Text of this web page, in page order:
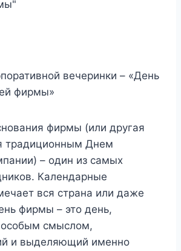
вечеринки – «День
фирмы»
фирмы (или другая
традиционным Днем
– один из самых
Календарные
вся страна или даже
фирмы – это день,
смыслом,
и выделяющий именно